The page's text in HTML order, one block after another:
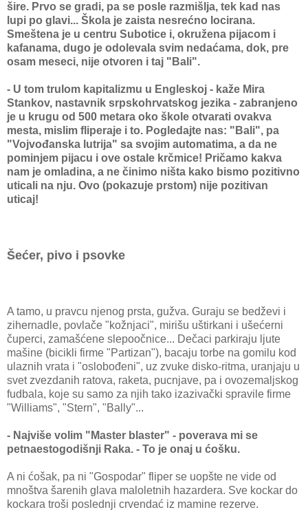
šire. Prvo se gradi, pa se posle razmišlja, tek kad nas
lupi po glavi... Škola je zaista nesrećno locirana.
Smeštena je u centru Subotice i, okružena pijacom i
kafanama, dugo je odolevala svim nedaćama, dok, pre
osam meseci, nije otvoren i taj "Bali".
- U tom trulom kapitalizmu u Engleskoj - kaže Mira
Stankov, nastavnik srpskohrvatskog jezika - zabranjeno
je u krugu od 500 metara oko škole otvarati ovakva
mesta, mislim fliperaje i to. Pogledajte nas: "Bali", pa
"Vojvođanska lutrija" sa svojim automatima, a da ne
pominjem pijacu i ove ostale krčmice! Pričamo kakva
nam je omladina, a ne činimo ništa kako bismo pozitivno
uticali na nju. Ovo (pokazuje prstom) nije pozitivan
uticaj!
Šećer, pivo i psovke
A tamo, u pravcu njenog prsta, gužva. Guraju se bedževi i
zihernadle, povlače "kožnjaci", mirišu uštirkani i ušećerni
čuperci, zamašćene slepoočnice... Dečaci parkiraju ljute
mašine (bicikli firme "Partizan"), bacaju torbe na gomilu kod
ulaznih vrata i "oslobođeni", uz zvuke disko-ritma, uranjaju u
svet zvezdanih ratova, raketa, pucnjave, pa i ovozemaljskog
fudbala, koje su samo za njih tako izazivački spravile firme
"Williams", "Stern", "Bally"...
- Najviše volim "Master blaster" - poverava mi se
petnaestogodišnji Raka. - To je onaj u ćošku.
A ni ćošak, pa ni "Gospodar" fliper se uopšte ne vide od
mnoštva šarenih glava maloletnih hazardera. Sve kockar do
kockara troši poslednji crvendać iz mamine rezerve.